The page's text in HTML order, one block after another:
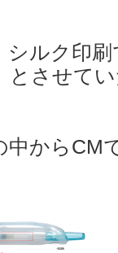
シルク印
とさせて
中からCM